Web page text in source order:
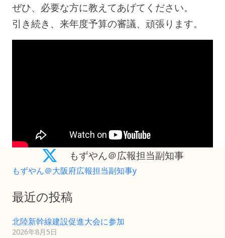
ぜひ、必要な方に教えてあげてください。
引き続き、来年度予算の審議、頑張ります。
もずやん＠広報担当副知事
もずやん＠大阪府広報担当副知事y
最近の投稿
北陸新幹線建設促進大会に参加
2026年8月5日